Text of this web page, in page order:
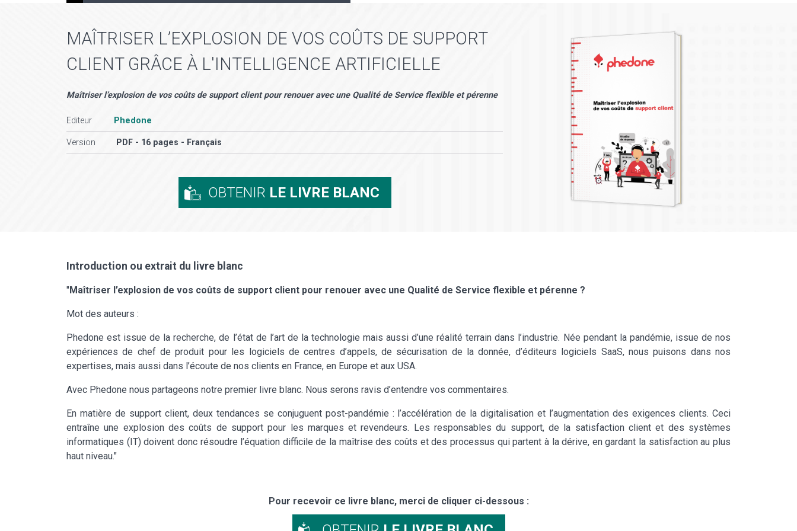
MAÎTRISER L’EXPLOSION DE VOS COÛTS DE SUPPORT
CLIENT GRÂCE À L'INTELLIGENCE ARTIFICIELLE
Maîtriser l’explosion de vos coûts de support client pour renouer avec une Qualité de Service flexible et pérenne
Editeur Phedone
Version PDF - 16 pages - Français
OBTENIR LE LIVRE BLANC
Introduction ou extrait du livre blanc
"Maîtriser l’explosion de vos coûts de support client pour renouer avec une Qualité de Service flexible et pérenne ?
Mot des auteurs :
Phedone est issue de la recherche, de l’état de l’art de la technologie mais aussi d’une réalité terrain dans l’industrie. Née pendant la pandémie, issue de nos
expériences de chef de produit pour les logiciels de centres d’appels, de sécurisation de la donnée, d’éditeurs logiciels SaaS, nous puisons dans nos
expertises, mais aussi dans l’écoute de nos clients en France, en Europe et aux USA.
Avec Phedone nous partageons notre premier livre blanc. Nous serons ravis d’entendre vos commentaires.
En matière de support client, deux tendances se conjuguent post-pandémie : l’accélération de la digitalisation et l’augmentation des exigences clients. Ceci
entraîne une explosion des coûts de support pour les marques et revendeurs. Les responsables du support, de la satisfaction client et des systèmes
informatiques (IT) doivent donc résoudre l’équation difficile de la maîtrise des coûts et des processus qui partent à la dérive, en gardant la satisfaction au plus
haut niveau."
Pour recevoir ce livre blanc, merci de cliquer ci-dessous :